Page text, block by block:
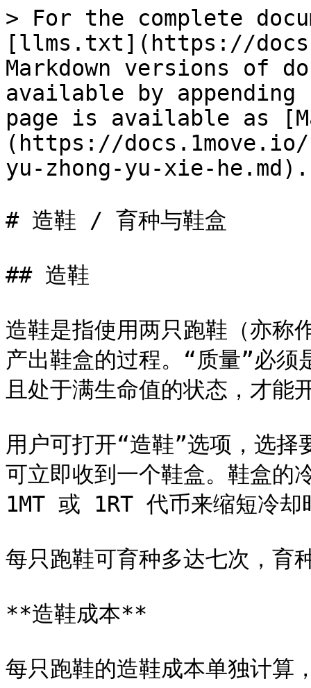
> For the complete
[llms.txt](https://
Markdown versions of
available by
page is available as
(https://
yu-zhong-yu-xie-he.md).
# 造鞋 / 育种与鞋盒
## 造鞋
造鞋是指使用两只跑鞋（亦称
产出鞋盒的过程。“质量”必须
且处于满生命值的状态，才能
用户可打开“造鞋”选项，选
可立即收到一个鞋盒。鞋盒
1MT 或 1RT 代币来缩短冷却
每只跑鞋可育种多达七次，育
**造鞋成本**
每只跑鞋的造鞋成本单独计算